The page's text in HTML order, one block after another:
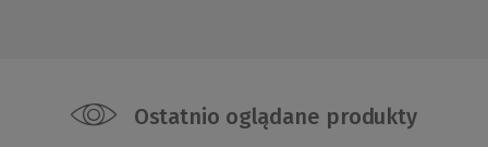
Ostatnio oglądane produkty